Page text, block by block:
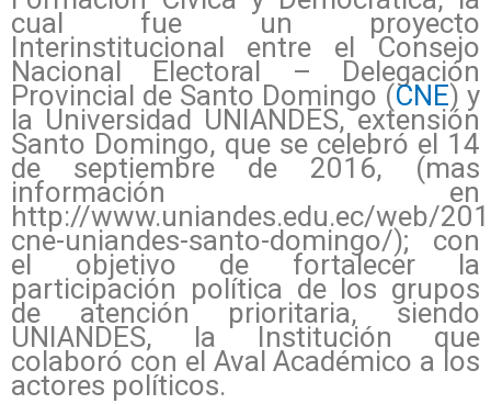
cual fue un proyecto
Interinstitucional entre el Consejo
Nacional Electoral – Delegación
Provincial de Santo Domingo (CNE) y
la Universidad UNIANDES, extensión
Santo Domingo, que se celebró el 14
de septiembre de 2016, (mas
información en
http://www.uniandes.edu.ec/web/
cne-uniandes-santo-domingo/); con
el objetivo de fortalecer la
participación política de los grupos
de atención prioritaria, siendo
UNIANDES, la Institución que
colaboró con el Aval Académico a los
actores políticos.